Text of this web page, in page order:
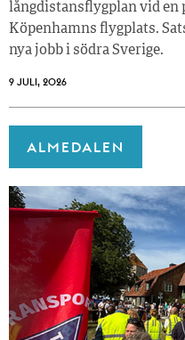
långdistansflygplan vid en
Köpenhamns flygplats.
nya jobb i södra Sverige.
9 JULI, 2026
ALMEDALEN